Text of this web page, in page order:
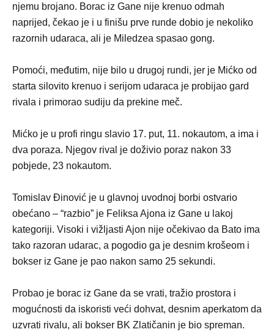
njemu brojano. Borac iz Gane nije krenuo odmah
naprijed, čekao je i u finišu prve runde dobio je nekoliko
razornih udaraca, ali je Miledzea spasao gong.
Pomoći, međutim, nije bilo u drugoj rundi, jer je Mićko od
starta silovito krenuo i serijom udaraca je probijao gard
rivala i primorao sudiju da prekine meč.
Mićko je u profi ringu slavio 17. put, 11. nokautom, a ima i
dva poraza. Njegov rival je doživio poraz nakon 33
pobjede, 23 nokautom.
Tomislav Đinović je u glavnoj uvodnoj borbi ostvario
obećano – “razbio” je Feliksa Ajona iz Gane u lakoj
kategoriji. Visoki i vižljasti Ajon nije očekivao da Bato ima
tako razoran udarac, a pogodio ga je desnim krošeom i
bokser iz Gane je pao nakon samo 25 sekundi.
Probao je borac iz Gane da se vrati, tražio prostora i
mogućnosti da iskoristi veći dohvat, desnim aperkatom da
uzvrati rivalu, ali bokser BK Zlatičanin je bio spreman.